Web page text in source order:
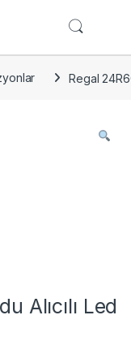
Regal
Alıcılı Led